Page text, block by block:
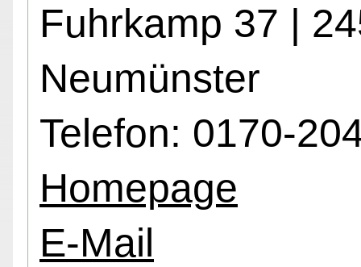
Fuhrkamp 37 |
Neumünster
Telefon: 0170-
Homepage
E-Mail